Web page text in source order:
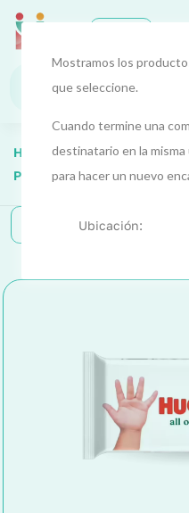
Mostramos los
que seleccione.
Cuando termine una
destinatario en la
para hacer un nuevo
Ubicación:
Home Bebés Y Niños
Pañales Y Toallitas
Categorías